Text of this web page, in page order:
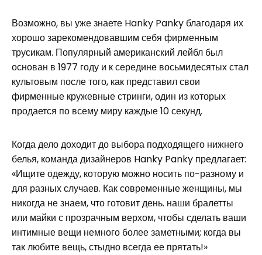
Возможно, вы уже знаете Hanky ​​Panky благодаря их
хорошо зарекомендовавшим себя фирменным
трусикам. Популярный американский лейбл был
основан в 1977 году и к середине восьмидесятых стал
культовым после того, как представил свои
фирменные кружевные стринги, один из которых
продается по всему миру каждые 10 секунд.
Когда дело доходит до выбора подходящего нижнего
белья, команда дизайнеров Hanky ​​Panky предлагает:
«Ищите одежду, которую можно носить по-разному и
для разных случаев. Как современные женщины, мы
никогда не знаем, что готовит день. наши бралетты
или майки с прозрачным верхом, чтобы сделать ваши
интимные вещи немного более заметными; когда вы
так любите вещь, стыдно всегда ее прятать!»